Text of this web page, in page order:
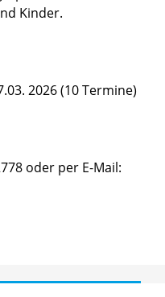
Kinder.
2026 (10 Termine)
oder per E-Mail: